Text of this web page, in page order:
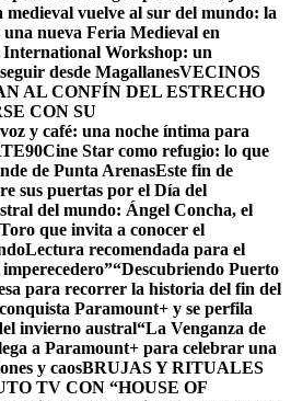
medieval vuelve al sur del mundo: la
nueva Feria Medieval en
Workshop: un
desde MagallanesVECINOS
AL CONFÍN DEL ESTRECHO
CON SU
y café: una noche íntima para
Cine Star como refugio: lo que
de Punta ArenasEste fin de
sus puertas por el Día del
del mundo: Ángel Concha, el
que invita a conocer el
Lectura recomendada para el
“Descubriendo Puerto
para recorrer la historia del fin del
Paramount+ y se perfila
invierno austral“La Venganza de
a Paramount+ para celebrar una
y caosBRUJAS Y RITUALES
TV CON “HOUSE OF